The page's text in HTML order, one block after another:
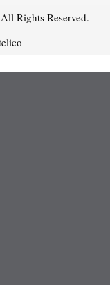
All Rights Reserved.